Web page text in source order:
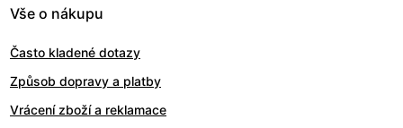
Vše o nákupu
Často kladené dotazy
Způsob dopravy a platby
Vrácení zboží a reklamace